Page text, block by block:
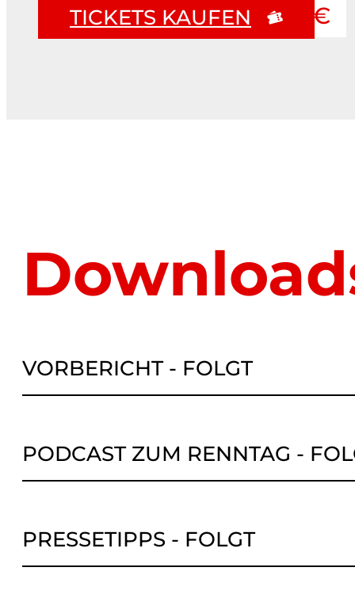
ab 125 €
TICKETS KAUFEN
VORBERICHT - FOLGT
PODCAST ZUM RENNTAG -
PRESSETIPPS - FOLGT